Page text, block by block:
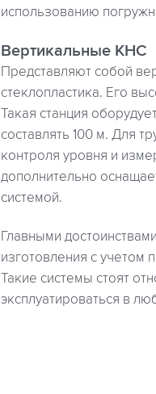
использованию
Вертикальные КНС
Представляют собой
стеклопластика. Его
Такая станция
составлять 100 м. Для
контроля уровня и
дополнительно
системой.
Главными
изготовления с учетом
Такие системы стоят
эксплуатироваться в